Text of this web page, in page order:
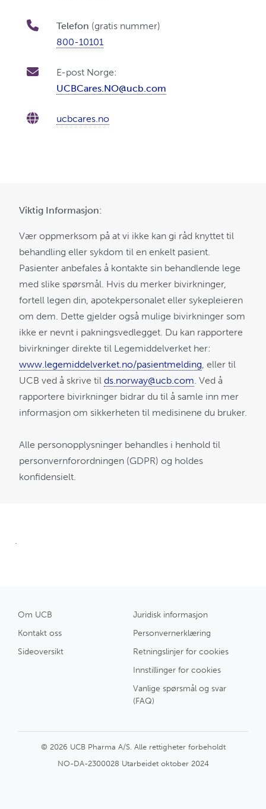
Telefon (gratis nummer)
800-10101
E-post Norge:
UCBCares.NO@ucb.com
ucbcares.no
Viktig Informasjon:
Vær oppmerksom på at vi ikke kan gi råd knyttet til
behandling eller sykdom til en enkelt pasient.
Pasienter anbefales å kontakte sin behandlende lege
med slike spørsmål. Hvis du merker bivirkninger,
fortell legen din, apotekpersonalet eller sykepleieren
om dem. Dette gjelder også mulige bivirkninger som
ikke er nevnt i pakningsvedlegget. Du kan rapportere
bivirkninger direkte til Legemiddelverket her:
www.legemiddelverket.no/pasientmelding, eller til
UCB ved å skrive til ds.norway@ucb.com. Ved å
rapportere bivirkninger bidrar du til å samle inn mer
informasjon om sikkerheten til medisinene du bruker.
Alle personopplysninger behandles i henhold til
personvernforordningen (GDPR) og holdes
konfidensielt.
.
Om UCB
Kontakt oss
Sideoversikt
Juridisk informasjon
Personvernerklæring
Retningslinjer for cookies
Innstillinger for cookies
Vanlige spørsmål og svar
(FAQ)
© 2026 UCB Pharma A/S. Alle rettigheter forbeholdt
NO-DA-2300028 Utarbeidet oktober 2024